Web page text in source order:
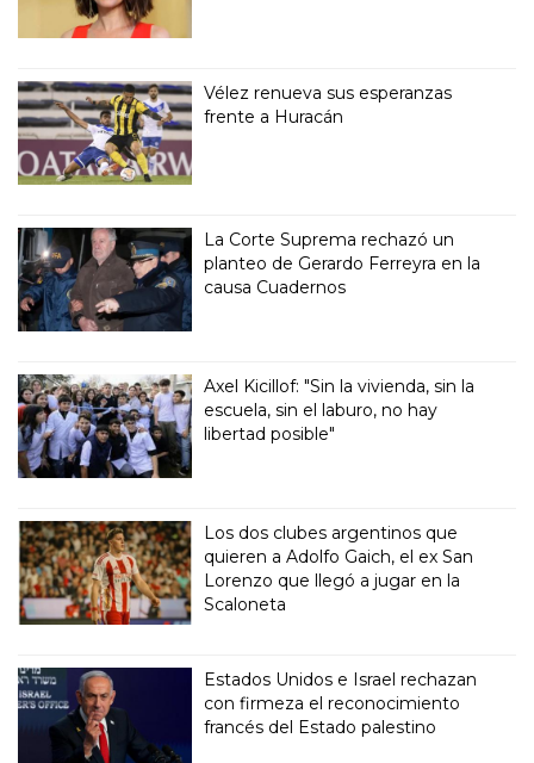
Vélez renueva sus esperanzas
frente a Huracán
La Corte Suprema rechazó un
planteo de Gerardo Ferreyra en la
causa Cuadernos
Axel Kicillof: "Sin la vivienda, sin la
escuela, sin el laburo, no hay
libertad posible"
Los dos clubes argentinos que
quieren a Adolfo Gaich, el ex San
Lorenzo que llegó a jugar en la
Scaloneta
Estados Unidos e Israel rechazan
con firmeza el reconocimiento
francés del Estado palestino